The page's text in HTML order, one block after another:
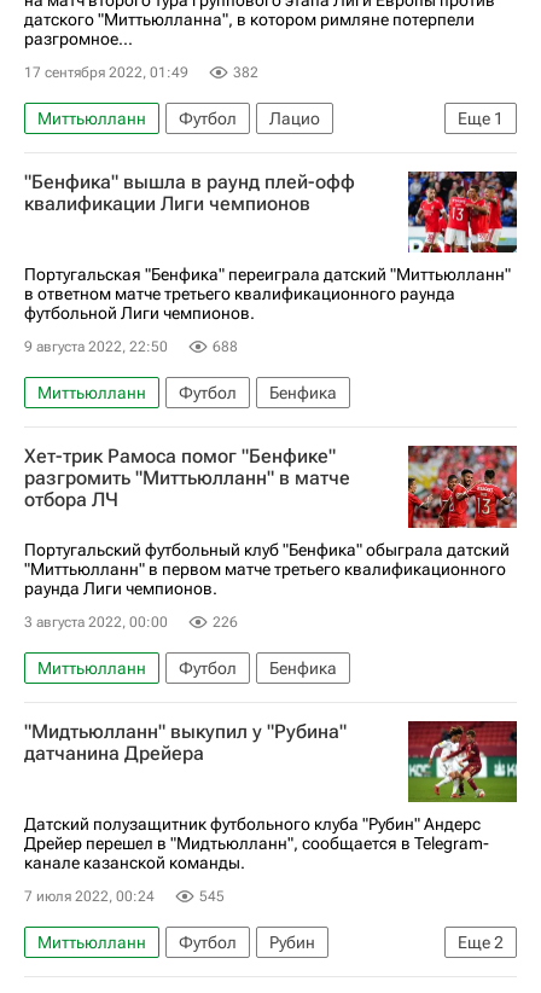
датского "Миттьюлланна", в котором римляне потерпели
разгромное...
17 сентября 2022, 01:49 382
Еще 1
Миттьюлланн Футбол
Лацио
Лига Европы УЕФА 2026-2027
"Бенфика" вышла в раунд плей-офф
квалификации Лиги чемпионов
Португальская "Бенфика" переиграла датский "Миттьюлланн"
в ответном матче третьего квалификационного раунда
футбольной Лиги чемпионов.
9 августа 2022, 22:50 688
Миттьюлланн Футбол Бенфика
Хет-трик Рамоса помог "Бенфике"
разгромить "Миттьюлланн" в матче
отбора ЛЧ
Португальский футбольный клуб "Бенфика" обыграла датский
"Миттьюлланн" в первом матче третьего квалификационного
раунда Лиги чемпионов.
3 августа 2022, 00:00 226
Миттьюлланн Футбол Бенфика
"Мидтьюлланн" выкупил у "Рубина"
датчанина Дрейера
Датский полузащитник футбольного клуба "Рубин" Андерс
Дрейер перешел в "Мидтьюлланн", сообщается в Telegram-
канале казанской команды.
7 июля 2022, 00:24 545
Еще2
Миттьюлланн Футбол
Рубин
Андерс Дрейер
Трансферы